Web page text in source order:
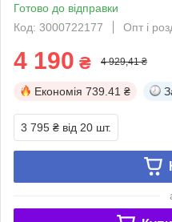
Готово до відправки
Код: 3000722177
Опт і
4 190 ₴ 4 929,41 ₴
Економія 739.41 ₴
3 795 ₴ від 20 шт.